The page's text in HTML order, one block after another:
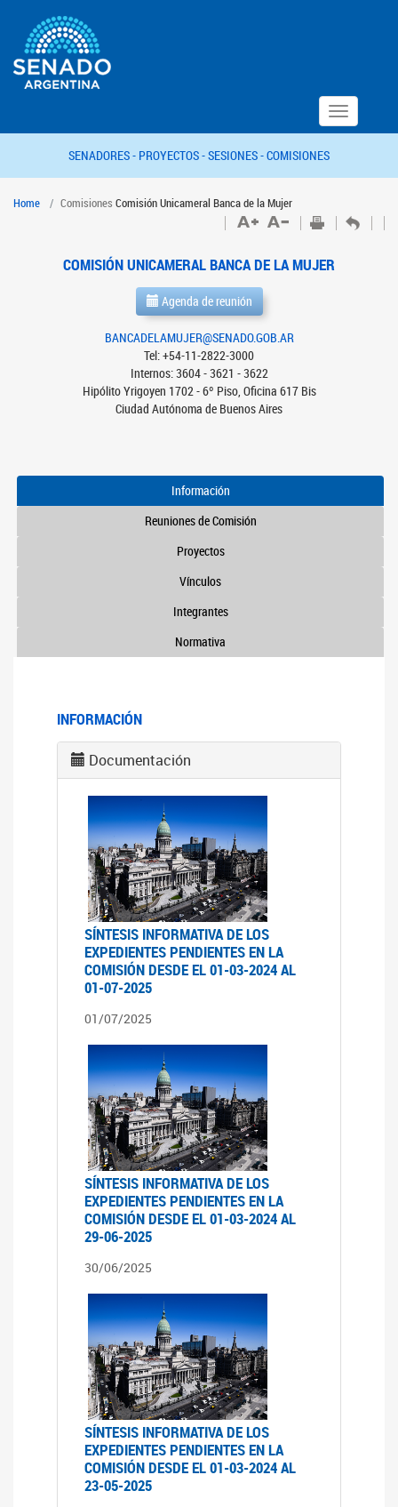
Toggle
navigation
SENADORES - PROYECTOS -SESIONES -COMISIONES
Home Comisiones Comisión Unicameral Banca de la Mujer
COMISIÓN UNICAMERAL BANCA DE LA MUJER
Agenda de reunión
BANCADELAMUJER@SENADO.GOB.AR
Tel: +54-11-2822-3000
Internos: 3604 - 3621 - 3622
Hipólito Yrigoyen 1702 - 6º Piso, Oficina 617 Bis
Ciudad Autónoma de Buenos Aires
Información
Reuniones de Comisión
Proyectos
Vínculos
Integrantes
Normativa
INFORMACIÓN
Documentación
SÍNTESIS INFORMATIVA DE LOS
EXPEDIENTES PENDIENTES EN LA
COMISIÓN DESDE EL 01-03-2024 AL
01-07-2025
01/07/2025
SÍNTESIS INFORMATIVA DE LOS
EXPEDIENTES PENDIENTES EN LA
COMISIÓN DESDE EL 01-03-2024 AL
29-06-2025
30/06/2025
SÍNTESIS INFORMATIVA DE LOS
EXPEDIENTES PENDIENTES EN LA
COMISIÓN DESDE EL 01-03-2024 AL
23-05-2025